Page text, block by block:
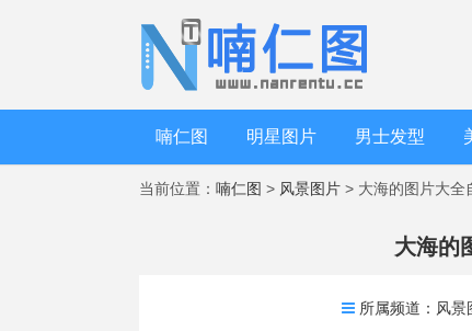
喃仁图 明星图片 男士发型
当前位置： 喃仁图 > 风景图片 > 大海的图片大全
大海的
所属频道： 风景